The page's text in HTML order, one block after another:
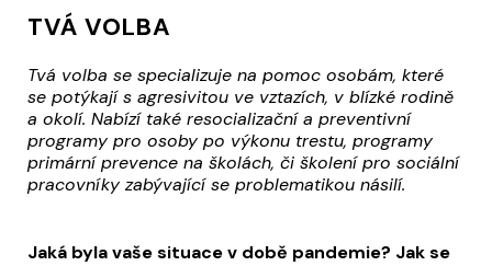
TVÁ VOLBA
Tvá volba se specializuje na pomoc osobám, které
se potýkají s agresivitou ve vztazích, v blízké rodině
a okolí. Nabízí také resocializační a preventivní
programy pro osoby po výkonu trestu, programy
primární prevence na školách, či školení pro sociální
pracovníky zabývající se problematikou násilí.
Jaká byla vaše situace v době pandemie? Jak se